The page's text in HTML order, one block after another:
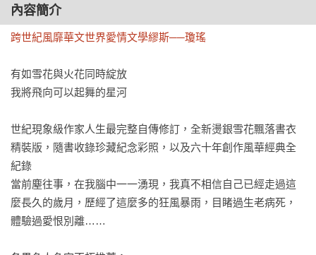
內容簡介
跨世紀風靡華文世界愛情文學繆斯──瓊瑤
有如雪花與火花同時綻放
我將飛向可以起舞的星河
世紀現象級作家人生最完整自傳修訂，全新燙銀雪花飄落書衣
精裝版，隨書收錄珍藏紀念彩照，以及六十年創作風華經典全
紀錄
當前塵往事，在我腦中一一湧現，我真不相信自己已經走過這
麼長久的歲月，歷經了這麼多的狂風暴雨，目睹過生老病死，
體驗過愛恨別離……